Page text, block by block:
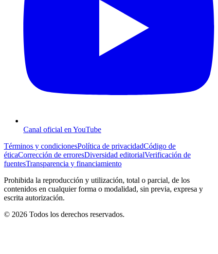
Canal oficial en YouTube
Términos y condicionesPolítica de privacidadCódigo de
éticaCorrección de erroresDiversidad editorialVerificación de
fuentesTransparencia y financiamiento
Prohibida la reproducción y utilización, total o parcial, de los
contenidos en cualquier forma o modalidad, sin previa, expresa y
escrita autorización.
© 2026 Todos los derechos reservados.